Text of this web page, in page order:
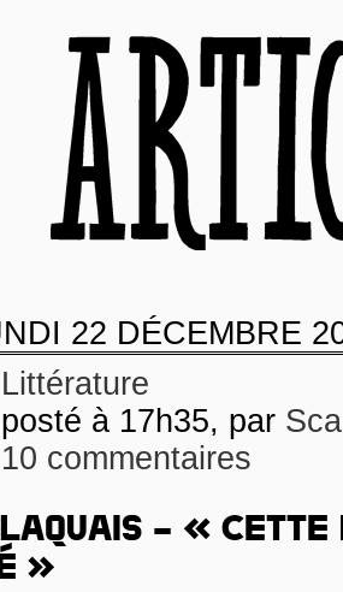
22 DÉCEMBRE
Littérature
posté à 17h35, par
10 commentaires
– « CETTE
»